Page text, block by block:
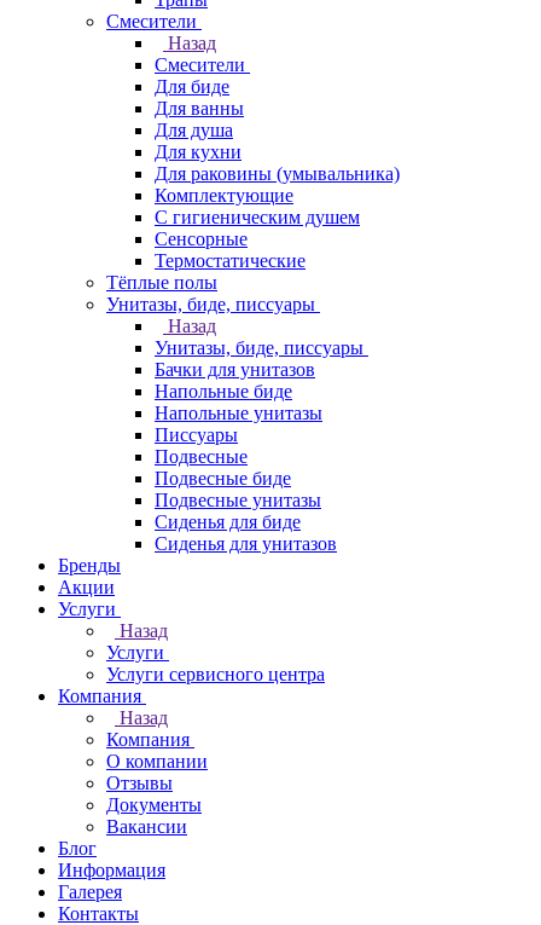
Смесители
Назад
Смесители
Для биде
Для ванны
Для душа
Для кухни
Для раковины (умывальника)
Комплектующие
С гигиеническим душем
Сенсорные
Термостатические
Тёплые полы
Унитазы, биде, писсуары
Назад
Унитазы, биде, писсуары
Бачки для унитазов
Напольные биде
Напольные унитазы
Писсуары
Подвесные
Подвесные биде
Подвесные унитазы
Сиденья для биде
Сиденья для унитазов
Бренды
Акции
Услуги
Назад
Услуги
Услуги сервисного центра
Компания
Назад
Компания
О компании
Отзывы
Документы
Вакансии
Блог
Информация
Галерея
Контакты